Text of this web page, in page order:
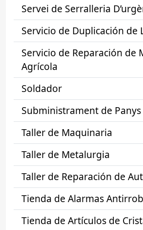
Servei de Serralleria
Servicio de Duplicación de
Servicio de Reparación de
Agrícola
Soldador
Subministrament de Panys
Taller de Maquinaria
Taller de Metalurgia
Taller de Reparación de
Tienda de Alarmas
Tienda de Artículos de